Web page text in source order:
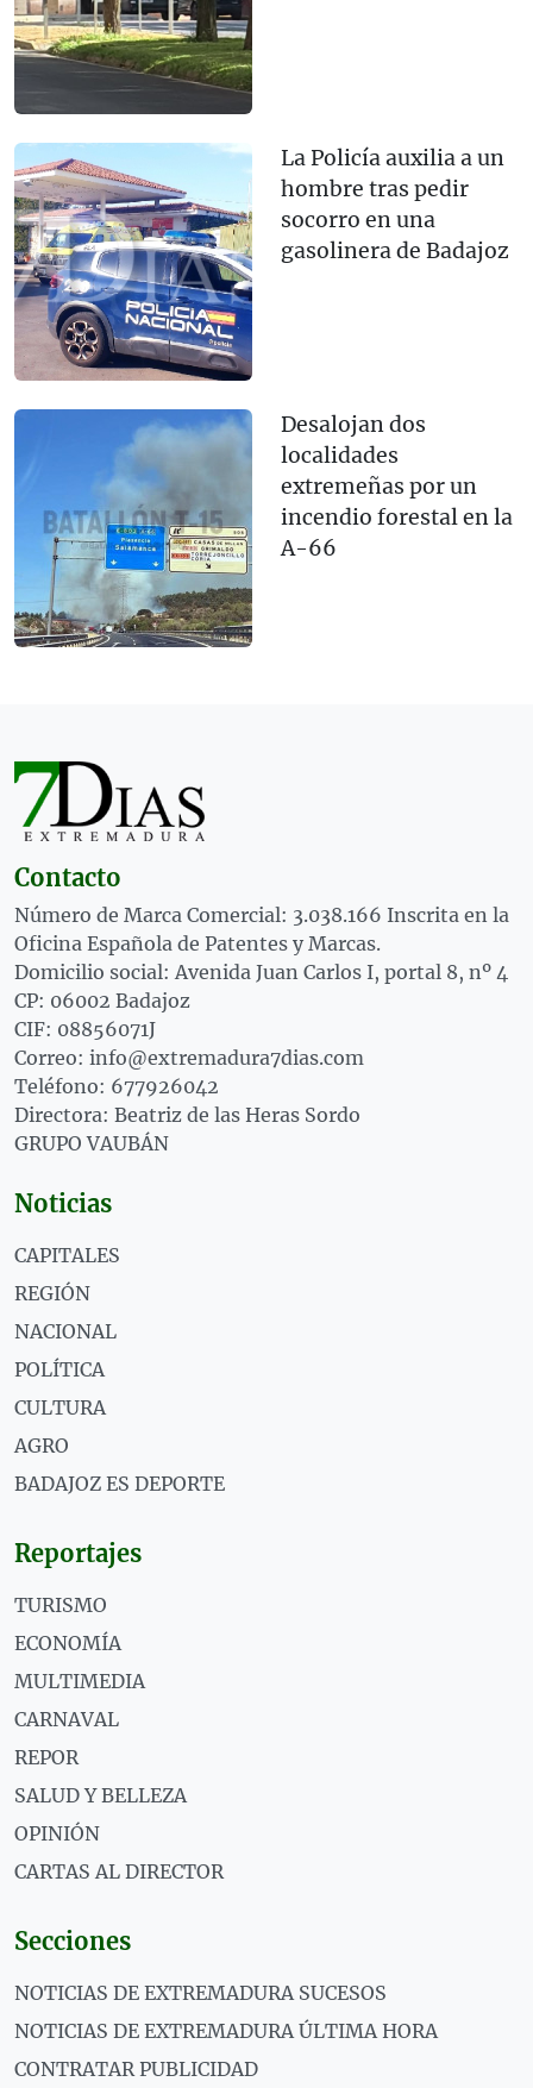
La Policía auxilia a un
hombre tras pedir
socorro en una
gasolinera de Badajoz
Desalojan dos
localidades
extremeñas por un
incendio forestal en la
A-66
Contacto
Número de Marca Comercial: 3.038.166 Inscrita en la
Oficina Española de Patentes y Marcas.
Domicilio social: Avenida Juan Carlos I, portal 8, nº 4
CP: 06002 Badajoz
CIF: 08856071J
Correo: info@extremadura7dias.com
Teléfono: 677926042
Directora: Beatriz de las Heras Sordo
GRUPO VAUBÁN
Noticias
CAPITALES
REGIÓN
NACIONAL
POLÍTICA
CULTURA
AGRO
BADAJOZ ES DEPORTE
Reportajes
TURISMO
ECONOMÍA
MULTIMEDIA
CARNAVAL
REPOR
SALUD Y BELLEZA
OPINIÓN
CARTAS AL DIRECTOR
Secciones
NOTICIAS DE EXTREMADURA SUCESOS
NOTICIAS DE EXTREMADURA ÚLTIMA HORA
CONTRATAR PUBLICIDAD